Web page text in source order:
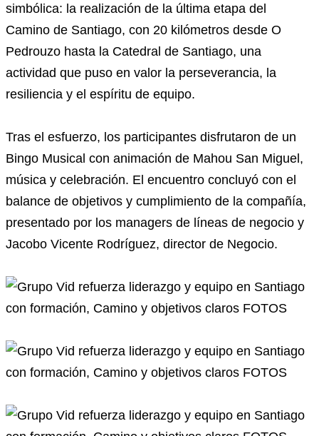
simbólica: la realización de la última etapa del
Camino de Santiago, con 20 kilómetros desde O
Pedrouzo hasta la Catedral de Santiago, una
actividad que puso en valor la perseverancia, la
resiliencia y el espíritu de equipo.
Tras el esfuerzo, los participantes disfrutaron de un
Bingo Musical con animación de Mahou San Miguel,
música y celebración. El encuentro concluyó con el
balance de objetivos y cumplimiento de la compañía,
presentado por los managers de líneas de negocio y
Jacobo Vicente Rodríguez, director de Negocio.